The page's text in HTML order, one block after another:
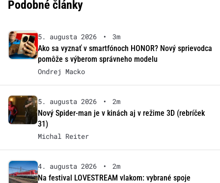
Podobné články
5. augusta 2026 •
3m
Ako sa vyznať v smartfónoch HONOR? Nový sprievodca
pomôže s výberom správneho modelu
Ondrej Macko
5. augusta 2026 •
2m
Nový Spider-man je v kinách aj v režime 3D (rebríček
31)
Michal Reiter
4. augusta 2026 •
2m
Na festival LOVESTREAM vlakom: vybrané spoje